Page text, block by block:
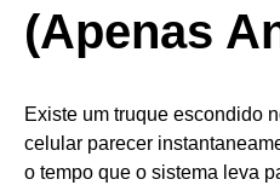
(Apenas
Existe um truque escondido
celular parecer
o tempo que o sistema leva